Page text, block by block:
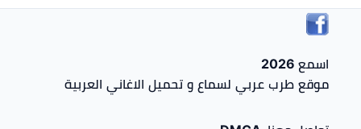
اسمع 2026
موقع طرب عربي لسماع و تحميل الاغاني العربية